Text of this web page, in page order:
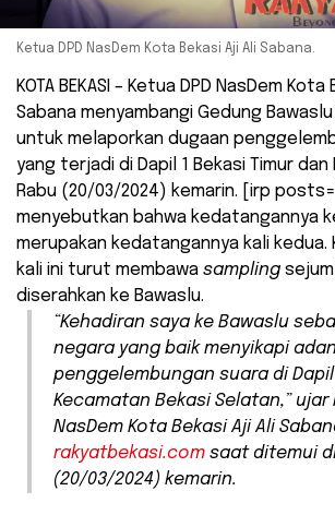
Ketua DPD NasDem Kota Bekasi Aji Ali Sabana.
KOTA BEKASI – Ketua DPD NasDem Kota
Sabana menyambangi Gedung
untuk melaporkan dugaan
yang terjadi di Dapil 1 Bekasi Timur
Rabu (20/03/2024) kemarin. [irp
menyebutkan bahwa kedatangannya
merupakan kedatangannya kali kedua.
kali ini turut membawa sampling
diserahkan ke Bawaslu.
“Kehadiran saya ke Bawaslu
negara yang baik menyikapi
penggelembungan suara di
Kecamatan Bekasi Selatan,” ujar
NasDem Kota Bekasi Aji Ali
rakyatbekasi.com saat ditemui
(20/03/2024) kemarin.